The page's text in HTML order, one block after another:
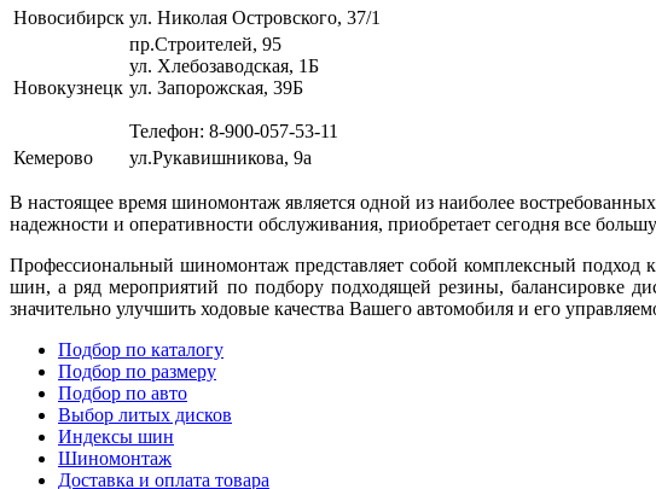
Новосибирск ул. Николая Островского, 37/1
Новокузнецк
пр.Строителей, 95
ул. Хлебозаводская, 1Б
ул. Запорожская, 39Б
Телефон: 8-900-057-53-11
Кемерово
ул.Рукавишникова, 9а
В настоящее время шиномонтаж является одной из наиболее
надежности и оперативности обслуживания, приобретает сегодня все
Профессиональный шиномонтаж представляет собой комплексный
шин, а ряд мероприятий по подбору подходящей резины, балансировке
значительно улучшить ходовые качества Вашего автомобиля и его
Подбор по каталогу
Подбор по размеру
Подбор по авто
Выбор литых дисков
Индексы шин
Шиномонтаж
Доставка и оплата товара